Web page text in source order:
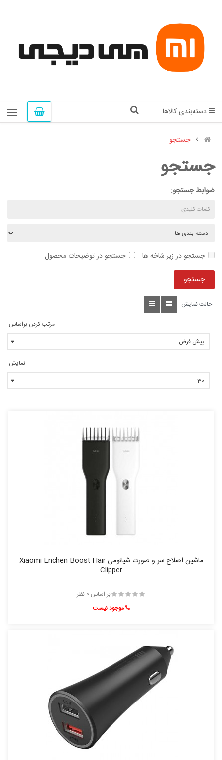
دسته‌بندی کالاها
جستجو
جستجو
ضوابط جستجو:
جستجو در زیر شاخه ها جستجو در توضیحات محصول
حالت نمایش:
مرتب کردن براساس:
نمایش:
ماشین اصلاح سر و صورت شیائومی Xiaomi Enchen Boost Hair
Clipper
بر اساس 0 نظر
موجود نیست